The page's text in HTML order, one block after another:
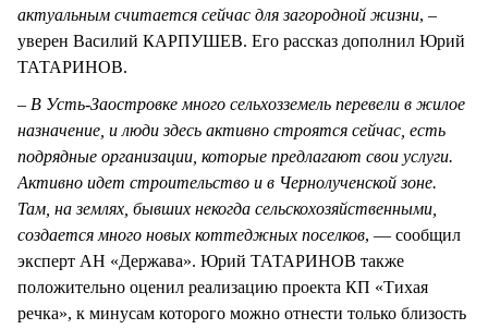
актуальным считается сейчас для загородной жизни, –
уверен Василий КАРПУШЕВ. Его рассказ дополнил Юрий
ТАТАРИНОВ.
– В Усть-Заостровке много сельхозземель перевели в жилое
назначение, и люди здесь активно строятся сейчас, есть
подрядные организации, которые предлагают свои услуги.
Активно идет строительство и в Чернолученской зоне.
Там, на землях, бывших некогда сельскохозяйственными,
создается много новых коттеджных поселков, — сообщил
эксперт АН «Держава». Юрий ТАТАРИНОВ также
положительно оценил реализацию проекта КП «Тихая
речка», к минусам которого можно отнести только близость